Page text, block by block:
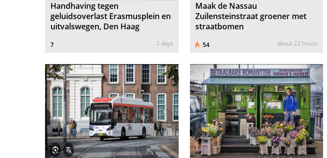
Handhaving tegen
geluidsoverlast Erasmusplein en
uitvalswegen, Den Haag
7 2 days
Maak de Nassau
Zuilensteinstraat groener met
straatbomen
54 about 22 hours